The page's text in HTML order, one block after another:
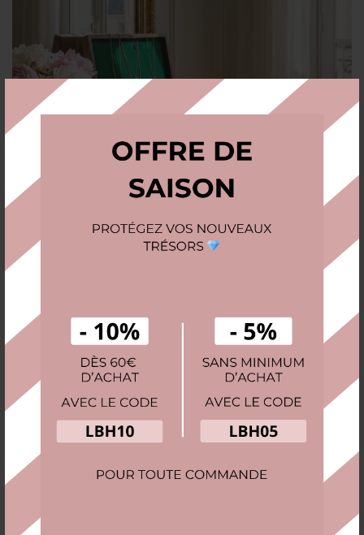
vous recommande vivement de consulter des
guides spécialisés en reliure ou en cartonnage,
car les techniques sont très similaires.
Pour un tutoriel vidéo très pédagogique sur
l’habillage d’une boîte (technique du
cartonnage),cet article du blog des Éditions de
Saxe
visuellement nos explications.